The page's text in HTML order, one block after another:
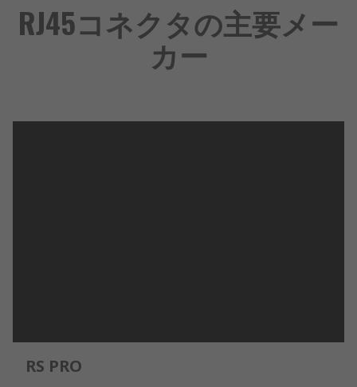
RJ45コネクタの主要メー
カー
RS PRO